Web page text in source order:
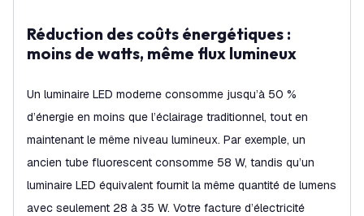
Réduction des coûts énergétiques :
moins de watts, même flux lumineux
Un luminaire LED moderne consomme jusqu’à 50 %
d’énergie en moins que l’éclairage traditionnel, tout en
maintenant le même niveau lumineux. Par exemple, un
ancien tube fluorescent consomme 58 W, tandis qu’un
luminaire LED équivalent fournit la même quantité de lumens
avec seulement 28 à 35 W. Votre facture d’électricité